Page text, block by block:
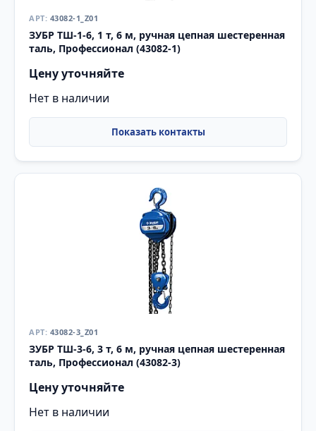
43082-1_Z01
ЗУБР ТШ-1-6, 1 т, 6 м, ручная цепная шестеренная
таль, Профессионал (43082-1)
Цену уточняйте
Нет в наличии
43082-3_Z01
ЗУБР ТШ-3-6, 3 т, 6 м, ручная цепная шестеренная
таль, Профессионал (43082-3)
Цену уточняйте
Нет в наличии